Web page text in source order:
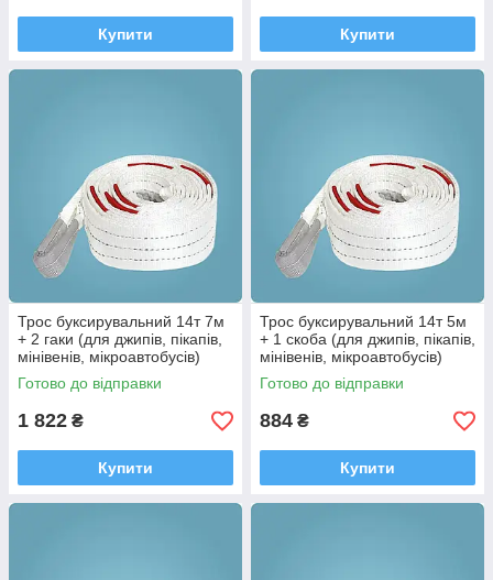
Купити Купити
Трос буксирувальний 14т 7м
+ 2 гаки (для джипів, пікапів,
мінівенів, мікроавтобусів)
Готово до відправки
1 822 ₴
Купити
Трос буксирувальний 14т 5м
+ 1 скоба (для джипів, пікапів,
мінівенів, мікроавтобусів)
Готово до відправки
884 ₴
Купити